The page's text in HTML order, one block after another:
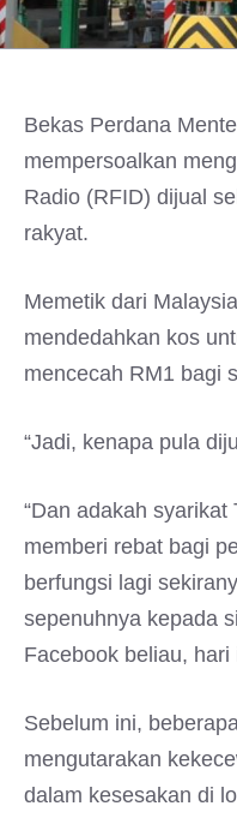
Bekas Perdana
mempersoalkan
Radio (RFID) dijual
rakyat.
Memetik dari
mendedahkan kos
mencecah RM1 bagi
“Jadi, kenapa pula
“Dan adakah
memberi rebat bagi
berfungsi lagi
sepenuhnya kepada
Facebook beliau, hari
Sebelum ini,
mengutarakan
dalam kesesakan di